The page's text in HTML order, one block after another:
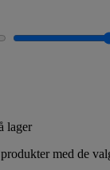
lager
med de